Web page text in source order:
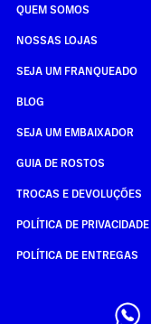
QUEM SOMOS
NOSSAS LOJAS
SEJA UM FRANQUEADO
BLOG
SEJA UM EMBAIXADOR
GUIA DE ROSTOS
TROCAS E DEVOLUÇÕES
POLÍTICA DE PRIVACIDADE
POLÍTICA DE ENTREGAS